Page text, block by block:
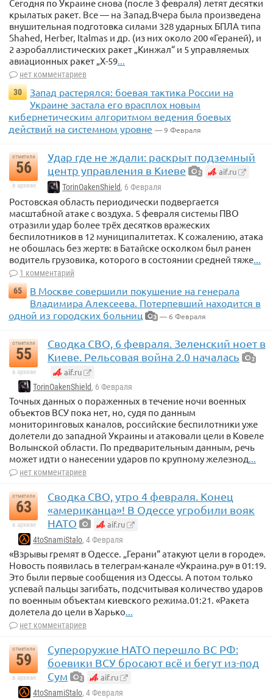
Сегодня по Украине снова (после 3 февраля) летят десятки
крылатых ракет. Все — на Запад.Вчера была произведена
внушительная подготовка силами 328 ударных БПЛА типа
Shahed, Herber, Italmas и др. (из них около 200 «Гераней), и
2 аэробаллистических ракет „Кинжал“ и 5 управляемых
авиационных ракет „Х-59...
нет комментариев
30
Запад растерялся: боевая тактика России на
Украине застала его врасплох новым
кибернетическим алгоритмом ведения боевых
действий на системном уровне — 9 Февраля
отметили
56
в архиве
Удар где не ждали: раскрыт подземный
центр управления в Киеве
2 aif.ru
TorinOakenShield, 6 Февраля
Ростовская область периодически подвергается
масштабной атаке с воздуха. 5 февраля системы ПВО
отразили удар более трёх десятков вражеских
беспилотников в 12 муниципалитетах. К сожалению, атака
не обошлась без жертв: в Батайске осколком был ранен
водитель грузовика, которого в состоянии средней тяже
1 комментарий
65
В Москве совершили покушение на генерала
Владимира Алексеева. Потерпевший находится в
одной из городских больниц
3 — 6 Февраля
отметили
55
в архиве
Сводка СВО, 6 февраля. Зеленский ноет в
Киеве. Рельсовая война 2.0 началась
2
aif.ru
TorinOakenShield, 6 Февраля
Точных данных о пораженных в течение ночи военных
объектов ВСУ пока нет, но, судя по данным
мониторинговых каналов, российские беспилотники уже
долетели до западной Украины и атаковали цели в Ковеле
Волынской области. По предварительным данным, речь
может идти о нанесении ударов по крупному железнод
нет комментариев
отметили
63
в архиве
Сводка СВО, утро 4 февраля. Конец
«американца»! В Одессе угробили вояк
НАТО
aif.ru
4toSnamiStalo, 4 Февраля
«Взрывы гремят в Одессе. „Герани“ атакуют цели в городе».
Новость появилась в телеграм-канале «Украина.ру» в 01:19.
Это были первые сообщения из Одессы. А потом только
успевай пальцы загибать, подсчитывая количество ударов
по военным объектам киевского режима.01:21. «Ракета
долетела до цели в Харько...
нет комментариев
отметили
59
в архиве
Супероружие НАТО перешло ВС РФ:
боевики ВСУ бросают всё и бегут из-под
Сум
2 aif.ru
4toSnamiStalo, 4 Февраля